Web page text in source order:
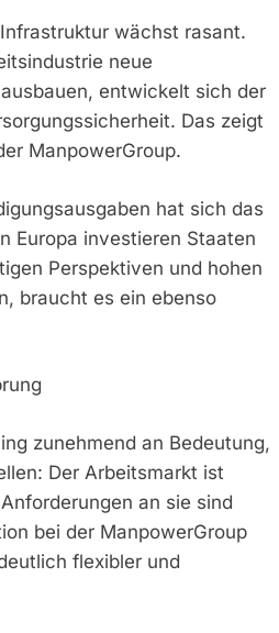
wächst rasant.
neue
entwickelt sich der
Das zeigt
ManpowerGroup.
hat sich das
Europa investieren Staaten
Perspektiven und hohen
braucht es ein ebenso
zunehmend an Bedeutung,
Der Arbeitsmarkt ist
an sie sind
bei der ManpowerGroup
flexibler und